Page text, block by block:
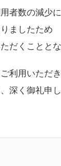
者数の減少
ましたため
だくこととな
利用いただ
深く御礼申し